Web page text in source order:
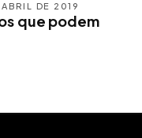
DE 2019
que podem